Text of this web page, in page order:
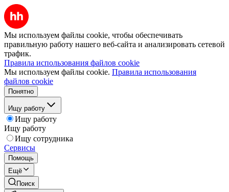
Мы используем файлы cookie, чтобы обеспечивать
правильную работу нашего веб-сайта и анализировать сетевой
трафик.
Правила использования файлов cookie
Мы используем файлы cookie. Правила использования
файлов cookie
Понятно
Ищу работу
Ищу работу
Ищу работу
Ищу сотрудника
Сервисы
Помощь
Ещё
Поиск